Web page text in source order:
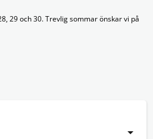
29 och 30. Trevlig sommar önskar vi på